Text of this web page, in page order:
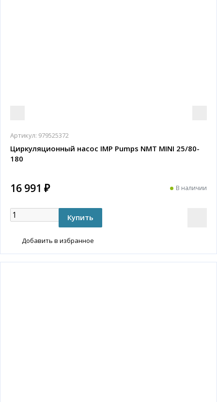
Артикул: 979525372
Циркуляционный насос IMP Pumps NMT MINI 25/80-
180
16 991 ₽ В наличии
Добавить в избранное